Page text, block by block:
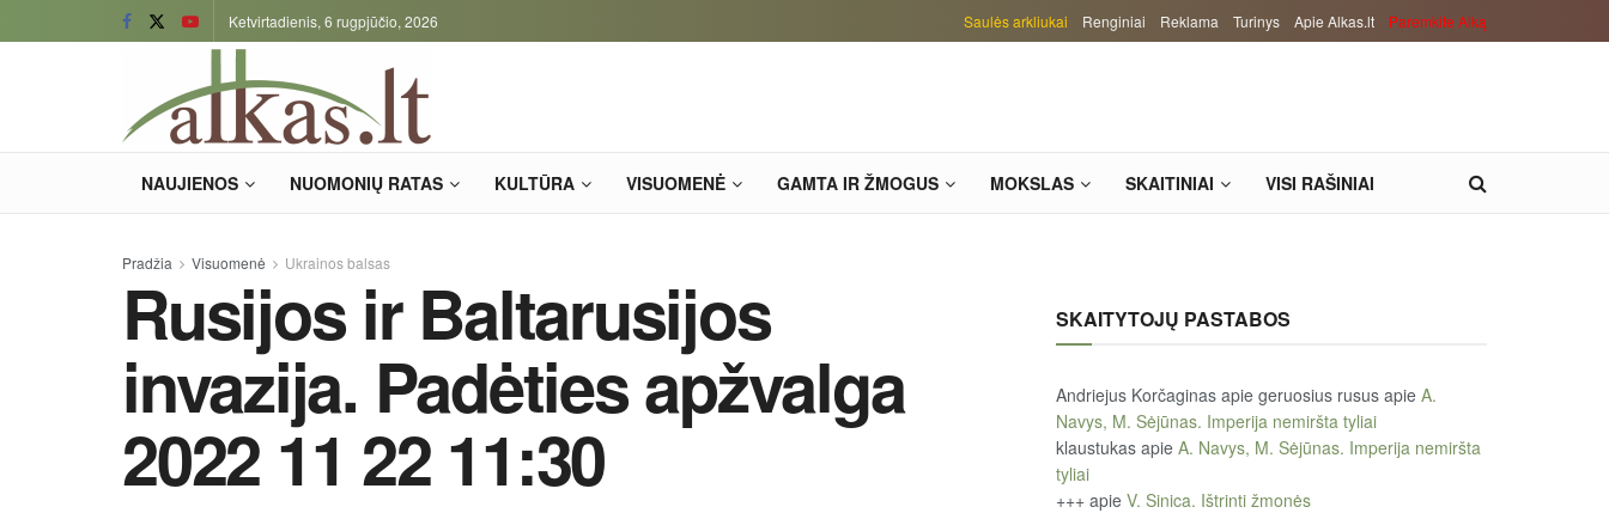
Ketvirtadienis, 6 rugpjūčio, 2026 Saulės arkliukai Renginiai Reklama Turinys Apie Alkas.lt Paremkite Alką
NAUJIENOS NUOMONIŲ RATAS KULTŪRA VISUOMENĖ GAMTA IR ŽMOGUS MOKSLAS SKAITINIAI VISI RAŠINIAI
Pradžia Visuomenė Ukrainos balsas
Rusijos ir Baltarusijos
invazija. Padėties apžvalga
2022 11 22 11:30
SKAITYTOJŲ PASTABOS
Andriejus Korčaginas apie geruosius rusus apie A.
Navys, M. Sėjūnas. Imperija nemiršta tyliai
klaustukas apie A. Navys, M. Sėjūnas. Imperija nemiršta
tyliai
+++ apie V. Sinica. Ištrinti žmonės